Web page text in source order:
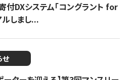
付DXシステム「コングラント for
しまし...
せ